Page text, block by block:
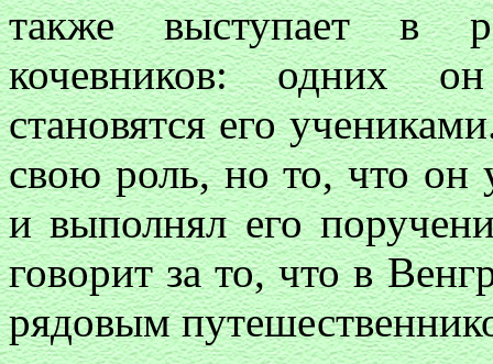
также выступает в
кочевников: одних
становятся его
свою роль, но то, что он
и выполнял его
говорит за то, что в
рядовым